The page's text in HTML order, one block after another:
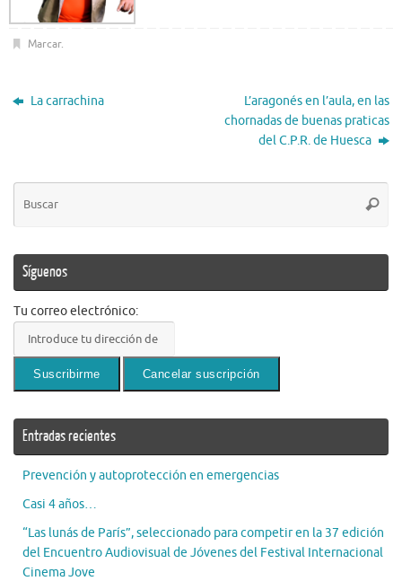
Marcar.
La carrachina
L’aragonés en l’aula, en las
chornadas de buenas praticas
del C.P.R. de Huesca
Síguenos
Tu correo electrónico:
Entradas recientes
Prevención y autoprotección en emergencias
Casi 4 años…
“Las lunás de París”, seleccionado para competir en la 37 edición
del Encuentro Audiovisual de Jóvenes del Festival Internacional
Cinema Jove